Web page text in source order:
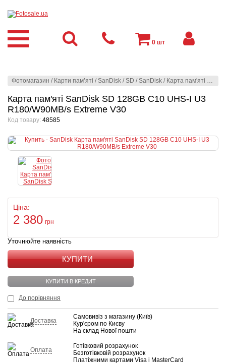
Фотомагазин / Карти пам’яті /SanDisk /SD /SanDisk / Карта пам'яті SanDisk SD 128GB C10 UHS-I U3 R180/W90MB/s Extreme V30
Карта пам'яті SanDisk SD 128GB C10 UHS-I U3
R180/W90MB/s Extreme V30
Код товару: 48585
Ціна:
2 380 грн
Уточнюйте наявність
КУПИТИ
КУПИТИ В КРЕДИТ
До порівняння
Доставка
Самовивіз з магазину (Київ)
Кур'єром по Києву
На склад Нової пошти
Оплата
Готівковий розрахунок
Безготівковій розрахунок
Платіжними картами Visa і MasterCard
0 шт